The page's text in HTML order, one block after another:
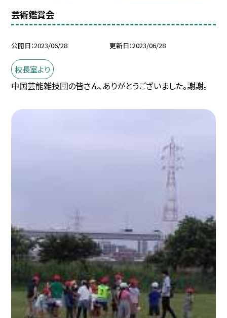
芸術鑑賞会
公開日 2023/06/28 更新日 2023/06/28
校長室より
中国芸能雑技団の皆さん、ありがとうございました。謝謝。